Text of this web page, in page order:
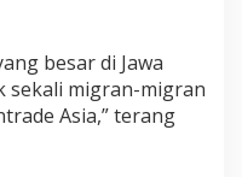
besar di Jawa
sekali migran-migran
Asia,” terang